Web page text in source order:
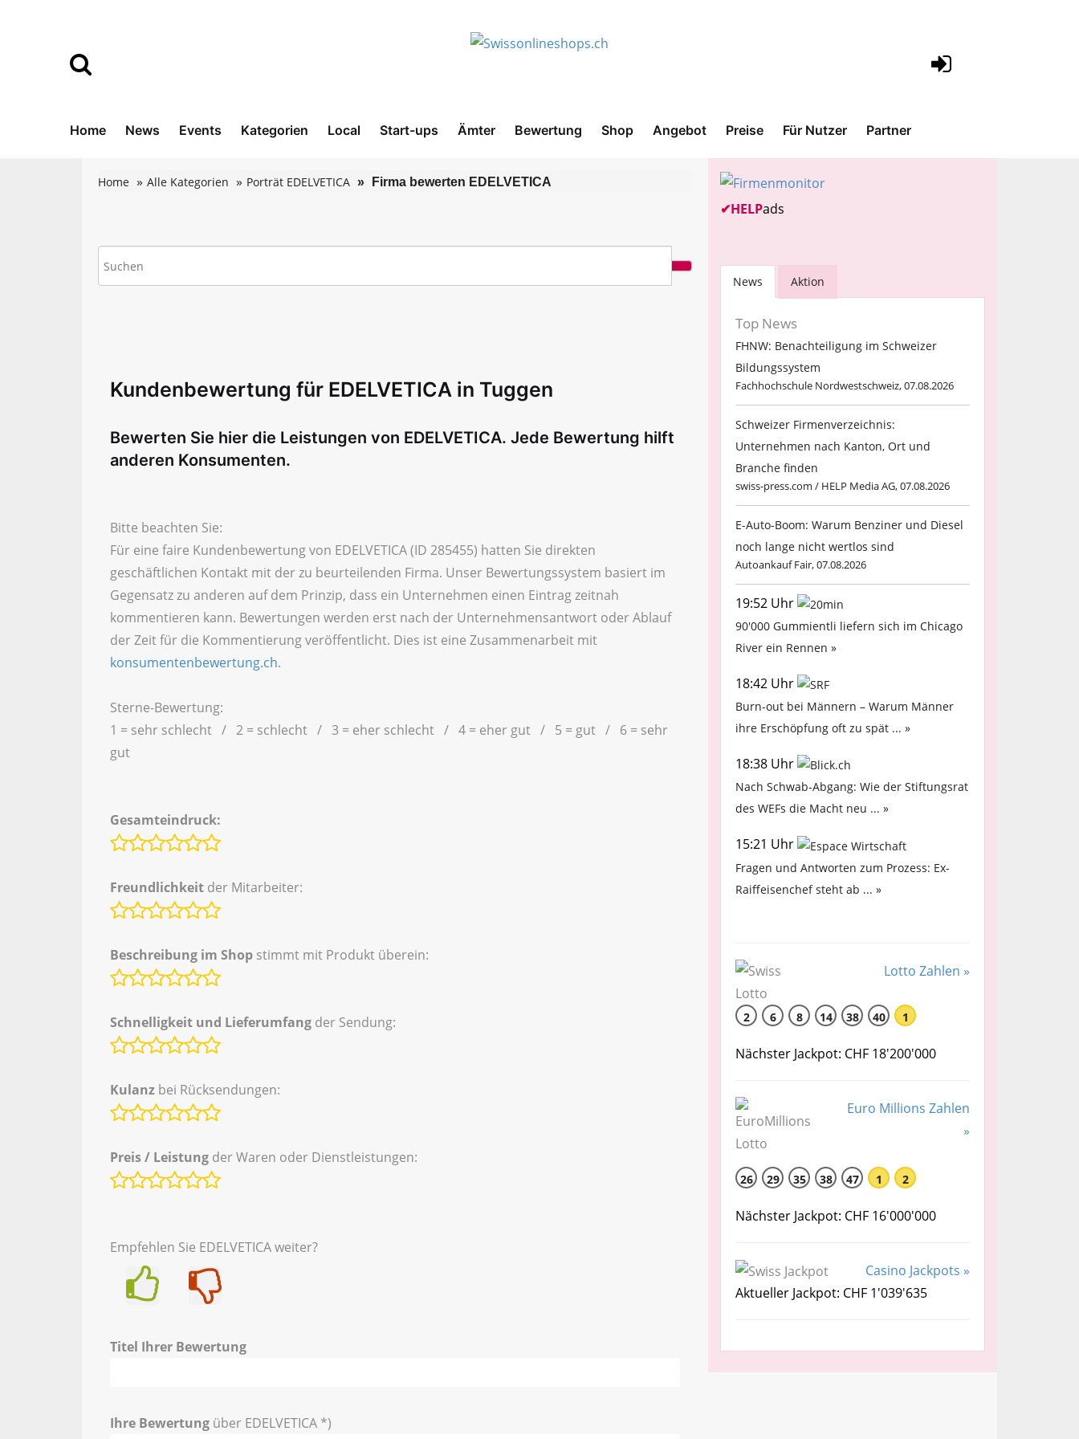
Home News Events Kategorien Local Start-ups Ämter Bewertung Shop Angebot Preise Für Nutzer Partner
Home Alle Kategorien Porträt EDELVETICA Firma bewerten EDELVETICA
Kundenbewertung für EDELVETICA in Tuggen
Bewerten Sie hier die Leistungen von EDELVETICA. Jede Bewertung hilft
anderen Konsumenten.
Bitte beachten Sie:
Für eine faire Kundenbewertung von EDELVETICA (ID 285455) hatten Sie direkten
geschäftlichen Kontakt mit der zu beurteilenden Firma. Unser Bewertungssystem basiert im
Gegensatz zu anderen auf dem Prinzip, dass ein Unternehmen einen Eintrag zeitnah
kommentieren kann. Bewertungen werden erst nach der Unternehmensantwort oder Ablauf
der Zeit für die Kommentierung veröffentlicht. Dies ist eine Zusammenarbeit mit
konsumentenbewertung.ch.
Sterne-Bewertung:
1 = sehr schlecht / 2 = schlecht / 3 = eher schlecht / 4 = eher gut / 5 = gut / 6 = sehr
gut
Gesamteindruck:
Freundlichkeit der Mitarbeiter:
Beschreibung im Shop stimmt mit Produkt überein:
Schnelligkeit und Lieferumfang der Sendung:
Kulanz bei Rücksendungen:
Preis / Leistung der Waren oder Dienstleistungen:
Empfehlen Sie EDELVETICA weiter?
Titel Ihrer Bewertung
Ihre Bewertung über EDELVETICA *)
✔HELPads
News Aktion
Top News
FHNW: Benachteiligung im Schweizer
Bildungssystem
Fachhochschule Nordwestschweiz, 07.08.2026
Schweizer Firmenverzeichnis:
Unternehmen nach Kanton, Ort und
Branche finden
swiss-press.com / HELP Media AG, 07.08.2026
E-Auto-Boom: Warum Benziner und Diesel
noch lange nicht wertlos sind
Autoankauf Fair, 07.08.2026
19:52 Uhr
90'000 Gummientli liefern sich im Chicago
River ein Rennen »
18:42 Uhr
Burn-out bei Männern – Warum Männer
ihre Erschöpfung oft zu spät ... »
18:38 Uhr
Nach Schwab-Abgang: Wie der Stiftungsrat
des WEFs die Macht neu ... »
15:21 Uhr
Fragen und Antworten zum Prozess: Ex-
Raiffeisenchef steht ab ... »
Lotto Zahlen »
2 6 8 14 38 40 1
Nächster Jackpot: CHF 18'200'000
Euro Millions Zahlen
»
26 29 35 38 47 1 2
Nächster Jackpot: CHF 16'000'000
Casino Jackpots »
Aktueller Jackpot: CHF 1'039'635